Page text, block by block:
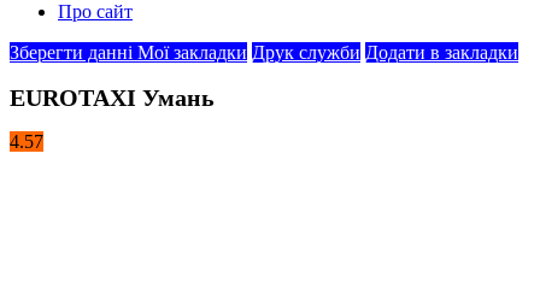
Про сайт
Зберегти данні Мої закладки Друк служби Додати в закладки
EUROTAXI Умань
4.57